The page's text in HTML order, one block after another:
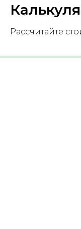
Рассчитайте